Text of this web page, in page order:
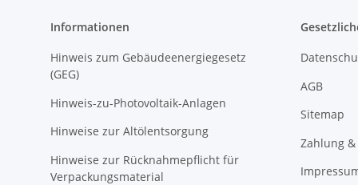
Informationen
Hinweis zum Gebäudeenergiegesetz
(GEG)
Hinweis-zu-Photovoltaik-Anlagen
Hinweise zur Altölentsorgung
Hinweise zur Rücknahmepflicht für
Verpackungsmaterial
AGB
Sitemap
Zahlung